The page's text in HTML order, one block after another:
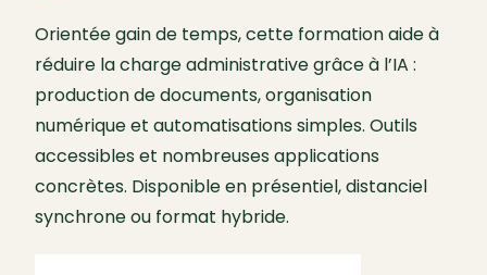
Orientée gain de temps, cette formation aide à
réduire la charge administrative grâce à l’IA :
production de documents, organisation
numérique et automatisations simples. Outils
accessibles et nombreuses applications
concrètes. Disponible en présentiel, distanciel
synchrone ou format hybride.